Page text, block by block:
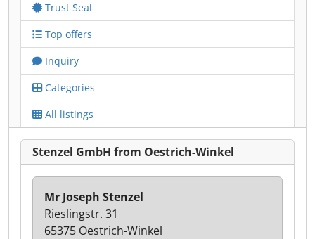
Trust Seal
Top offers
Inquiry
Categories
All listings
Stenzel GmbH from Oestrich-Winkel
Mr Joseph Stenzel
Rieslingstr. 31
65375 Oestrich-Winkel